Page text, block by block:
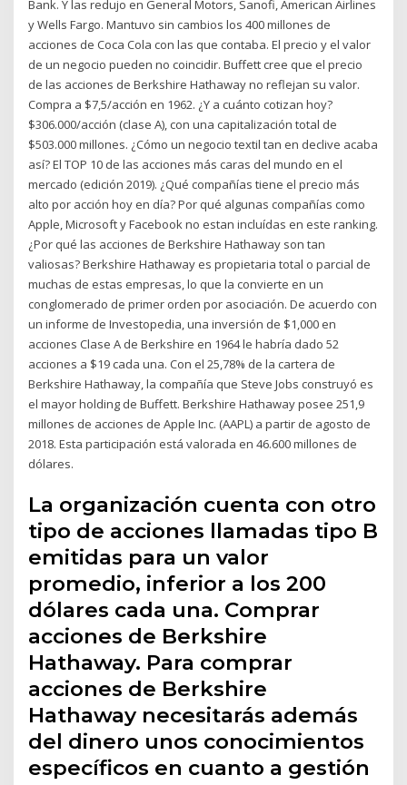
Bank. Y las redujo en General Motors, Sanofi, American Airlines
y Wells Fargo. Mantuvo sin cambios los 400 millones de
acciones de Coca Cola con las que contaba. El precio y el valor
de un negocio pueden no coincidir. Buffett cree que el precio
de las acciones de Berkshire Hathaway no reflejan su valor.
Compra a $7,5/acción en 1962. ¿Y a cuánto cotizan hoy?
$306.000/acción (clase A), con una capitalización total de
$503.000 millones. ¿Cómo un negocio textil tan en declive acaba
así? El TOP 10 de las acciones más caras del mundo en el
mercado (edición 2019). ¿Qué compañías tiene el precio más
alto por acción hoy en día? Por qué algunas compañías como
Apple, Microsoft y Facebook no estan incluídas en este ranking.
¿Por qué las acciones de Berkshire Hathaway son tan
valiosas? Berkshire Hathaway es propietaria total o parcial de
muchas de estas empresas, lo que la convierte en un
conglomerado de primer orden por asociación. De acuerdo con
un informe de Investopedia, una inversión de $1,000 en
acciones Clase A de Berkshire en 1964 le habría dado 52
acciones a $19 cada una. Con el 25,78% de la cartera de
Berkshire Hathaway, la compañía que Steve Jobs construyó es
el mayor holding de Buffett. Berkshire Hathaway posee 251,9
millones de acciones de Apple Inc. (AAPL) a partir de agosto de
2018. Esta participación está valorada en 46.600 millones de
dólares.
La organización cuenta con otro
tipo de acciones llamadas tipo B
emitidas para un valor
promedio, inferior a los 200
dólares cada una. Comprar
acciones de Berkshire
Hathaway. Para comprar
acciones de Berkshire
Hathaway necesitarás además
del dinero unos conocimientos
específicos en cuanto a gestión